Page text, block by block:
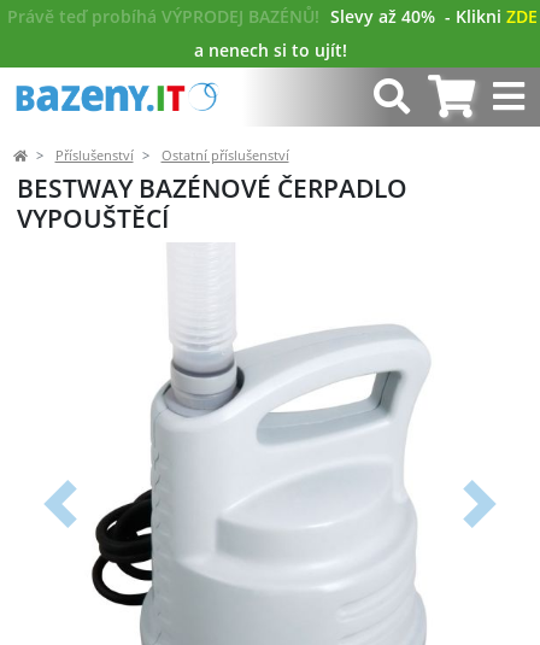
Právě teď probíhá VÝPRODEJ BAZÉNŮ! Slevy až 40% - Klikni ZDE
a nenech si to ujít!
Příslušenství Ostatní příslušenství
BESTWAY BAZÉNOVÉ ČERPADLO
VYPOUŠTĚCÍ
Předchozí Další